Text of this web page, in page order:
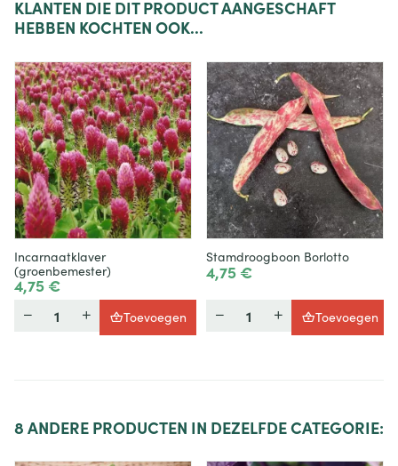
KLANTEN DIE DIT PRODUCT AANGESCHAFT
HEBBEN KOCHTEN OOK...
Incarnaatklaver
(groenbemester)
4,75 €
Toevoegen
Stamdroogboon Borlotto
4,75 €
Toevoegen
8 ANDERE PRODUCTEN IN DEZELFDE CATEGORIE: